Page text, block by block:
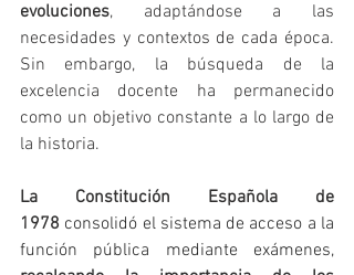
evoluciones, adaptándose a las
necesidades y contextos de cada época.
Sin embargo, la búsqueda de la
excelencia docente ha permanecido
como un objetivo constante a lo largo de
la historia.
La Constitución Española de
1978 consolidó el sistema de acceso a la